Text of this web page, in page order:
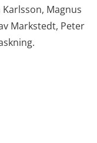
Magnus
Markstedt, Peter